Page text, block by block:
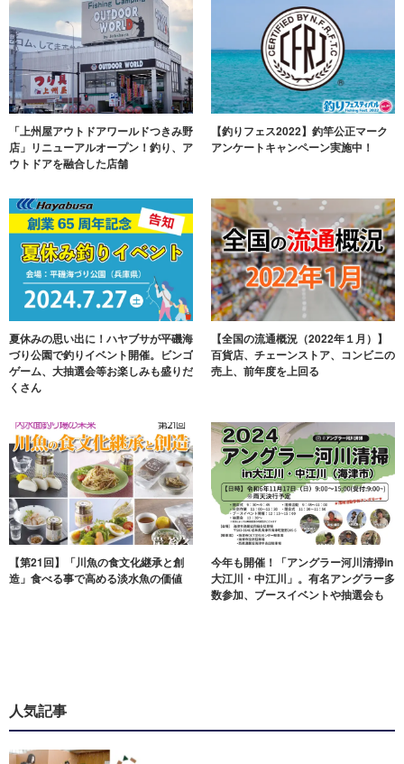
「上州屋アウトドアワールドつきみ野
店」リニューアルオープン！釣り、ア
ウトドアを融合した店舗
【釣りフェス2022】釣竿公正マーク
アンケートキャンペーン実施中！
夏休みの思い出に！ハヤブサが平磯海
づり公園で釣りイベント開催。ビンゴ
ゲーム、大抽選会等お楽しみも盛りだ
くさん
【全国の流通概況（2022年１月）】
百貨店、チェーンストア、コンビニの
売上、前年度を上回る
【第21回】「川魚の食文化継承と創
造」食べる事で高める淡水魚の価値
今年も開催！「アングラー河川清掃in
大江川・中江川」。有名アングラー多
数参加、ブースイベントや抽選会も
人気記事